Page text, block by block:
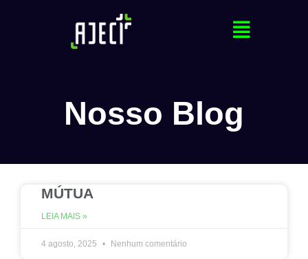
Nosso Blog
MÚTUA
LEIA MAIS »
4 agosto, 2025 Nenhum comentário